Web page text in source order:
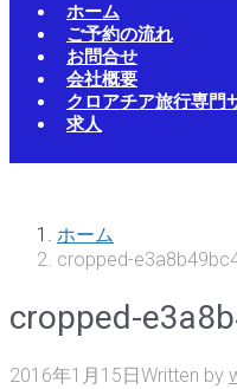
ホーム
ご予約の流れ
お問合せ
会社概要
クロアチア旅行専門
求人
ホーム
cropped-
cropped-
2016年1月15日 Written by